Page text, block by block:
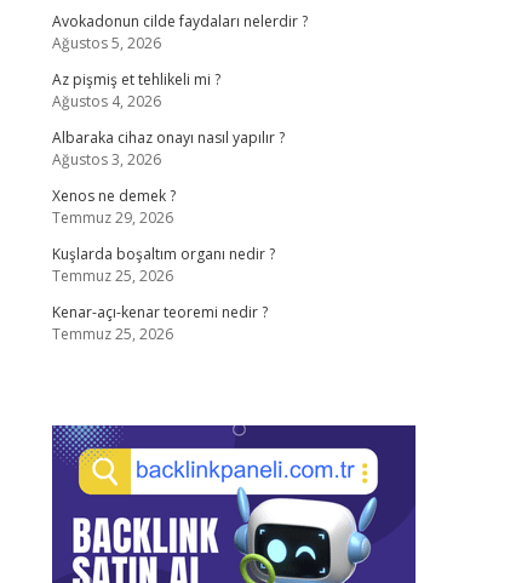
Avokadonun cilde faydaları nelerdir ?
Ağustos 5, 2026
Az pişmiş et tehlikeli mi ?
Ağustos 4, 2026
Albaraka cihaz onayı nasıl yapılır ?
Ağustos 3, 2026
Xenos ne demek ?
Temmuz 29, 2026
Kuşlarda boşaltım organı nedir ?
Temmuz 25, 2026
Kenar-açı-kenar teoremi nedir ?
Temmuz 25, 2026